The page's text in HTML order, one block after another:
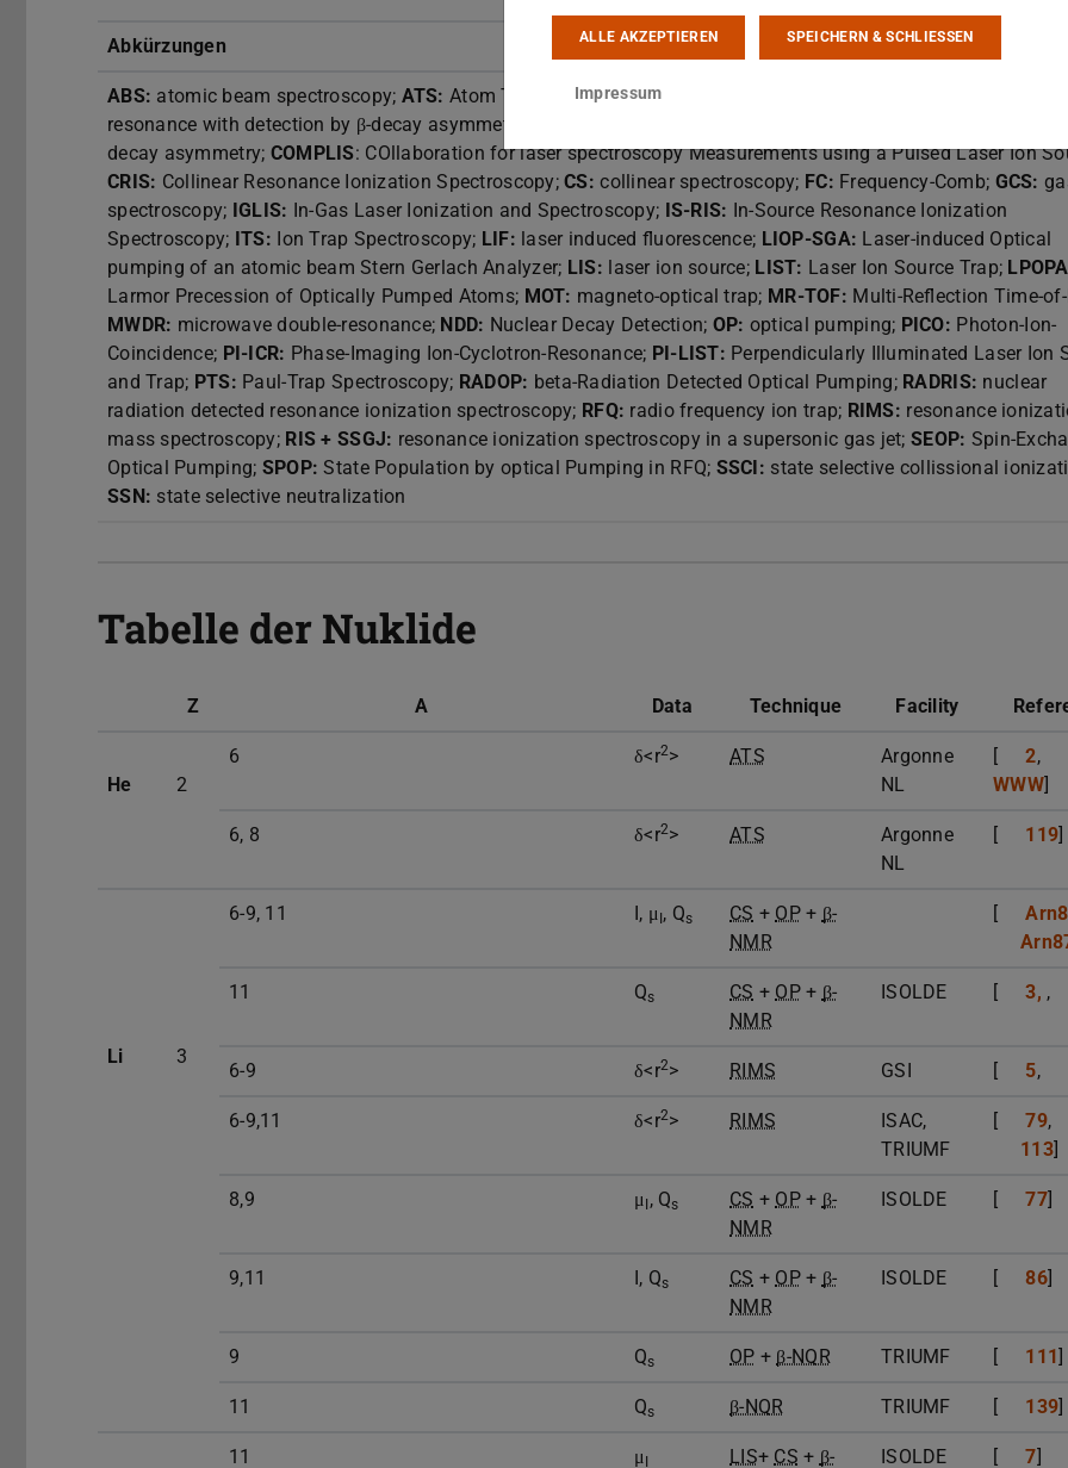
Abkürzungen
ABS: atomic beam spectroscopy; ATS: Atom Trap Spectroscopy;
nuclear
resonance with detection by β-decay asymmetry;
zero-field nuclear quadrupole resonance with
decay asymmetry; COMPLIS: COllaboration for laser spectroscopy Measurements using a Pulsed Laser Ion
CRIS: Collinear Resonance Ionization Spectroscopy;CS: collinear spectroscopy; FC: Frequency-Comb; GCS:
spectroscopy; IGLIS: In-Gas Laser Ionization and Spectroscopy; IS-RIS: In-Source Resonance Ionization
Spectroscopy; ITS: Ion Trap Spectroscopy; LIF: laser induced fluorescence; LIOP-SGA: Laser-induced Optical
pumping of an atomic beam Stern Gerlach Analyzer; LIS: laser ion source; LIST: Laser Ion Source Trap;
Larmor Precession of Optically Pumped Atoms; MOT: magneto-optical trap; MR-TOF: Multi-Reflection Time-
MWDR: microwave double-resonance; NDD: Nuclear Decay Detection; OP: optical pumping; PICO: Photon-Ion-
Coincidence; PI-ICR: Phase-Imaging Ion-Cyclotron-Resonance; PI-LIST: Perpendicularly Illuminated Laser Ion
and Trap; PTS: Paul-Trap Spectroscopy; RADOP: beta-Radiation Detected Optical Pumping; RADRIS: nuclear
radiation detected resonance ionization spectroscopy; RFQ: radio frequency ion trap; RIMS: resonance
mass spectroscopy; RIS + SSGJ: resonance ionization spectroscopy in a supersonic gas jet;SEOP: Spin-
Optical Pumping; SPOP: State Population by optical Pumping in RFQ; SSCI: state selective collissional
SSN: state selective neutralization
Tabelle der Nuklide
Z A Data Technique Facility
He 2
6 δ<r2> ATS
Argonne
NL
[ 2,
WWW]
6, 8 δ<r2> ATS
Argonne
NL
[ 119]
Li 3
6-9, 11 I, μI, Qs CS + OP+ β-
NMR
[
11 Qs CS + OP+ β-
NMR
ISOLDE [ 3, ,
6-9 δ<r2> RIMS GSI [ 5,
6-9,11 δ<r2> RIMS
ISAC,
TRIUMF
[ 79,
113]
8,9 μI , Qs CS + OP+ β-
NMR
ISOLDE [ 77]
9,11 I, Qs CS + OP+ β-
NMR
ISOLDE [ 86]
9 Qs OP + β-NQR TRIUMF [ 111]
11 Qs β-NQR TRIUMF [ 139]
11 μI LIS+ CS + β- ISOLDE [ 7]
ALLE AKZEPTIEREN SPEICHERN & SCHLIESSEN
Impressum